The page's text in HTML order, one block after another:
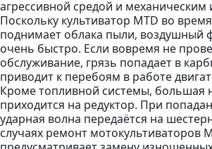
агрессивной средой и механическим
Поскольку культиватор MTD во
поднимает облака пыли, воздушный
очень быстро. Если вовремя не
обслуживание, грязь попадает в
приводит к перебоям в работе
Кроме топливной системы, большая
приходится на редуктор. При
ударная волна передаётся на
случаях ремонт мотокультиваторов